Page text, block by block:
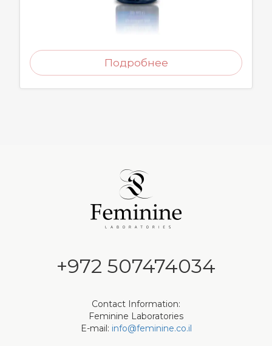
Подробнее
+972 507474034
Contact Information:
Feminine Laboratories
E-mail: info@feminine.co.il